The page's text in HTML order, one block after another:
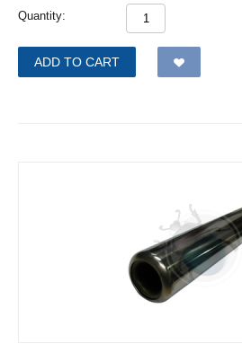
Quantity:
ADD TO CART